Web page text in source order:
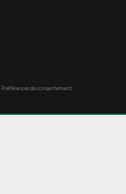
Préférences de consentement